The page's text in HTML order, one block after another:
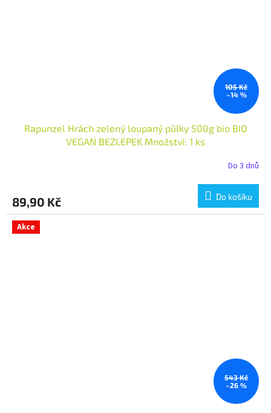
105 Kč
–14 %
Rapunzel Hrách zelený loupaný půlky 500g bio BIO
VEGAN BEZLEPEK Množství: 1 ks
Do 3 dnů
89,90 Kč Do košíku
Akce
543 Kč
–26 %